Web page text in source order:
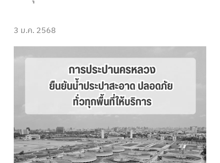
3 ม.ค. 2568